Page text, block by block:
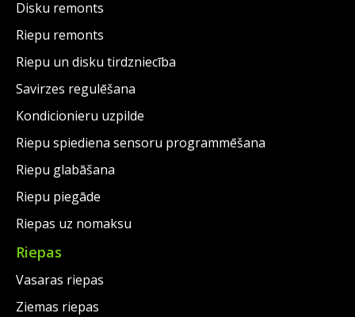
Disku remonts
Riepu remonts
Riepu un disku tirdzniecība
Savirzes regulēšana
Kondicionieru uzpilde
Riepu spiediena sensoru programmēšana
Riepu glabāšana
Riepu piegāde
Riepas uz nomaksu
Riepas
Vasaras riepas
Ziemas riepas